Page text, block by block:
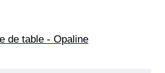
de table - Opaline